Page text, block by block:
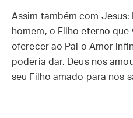
Assim também com Jesus:
homem, o Filho eterno que
oferecer ao Pai o Amor
poderia dar. Deus nos
seu Filho amado para nos